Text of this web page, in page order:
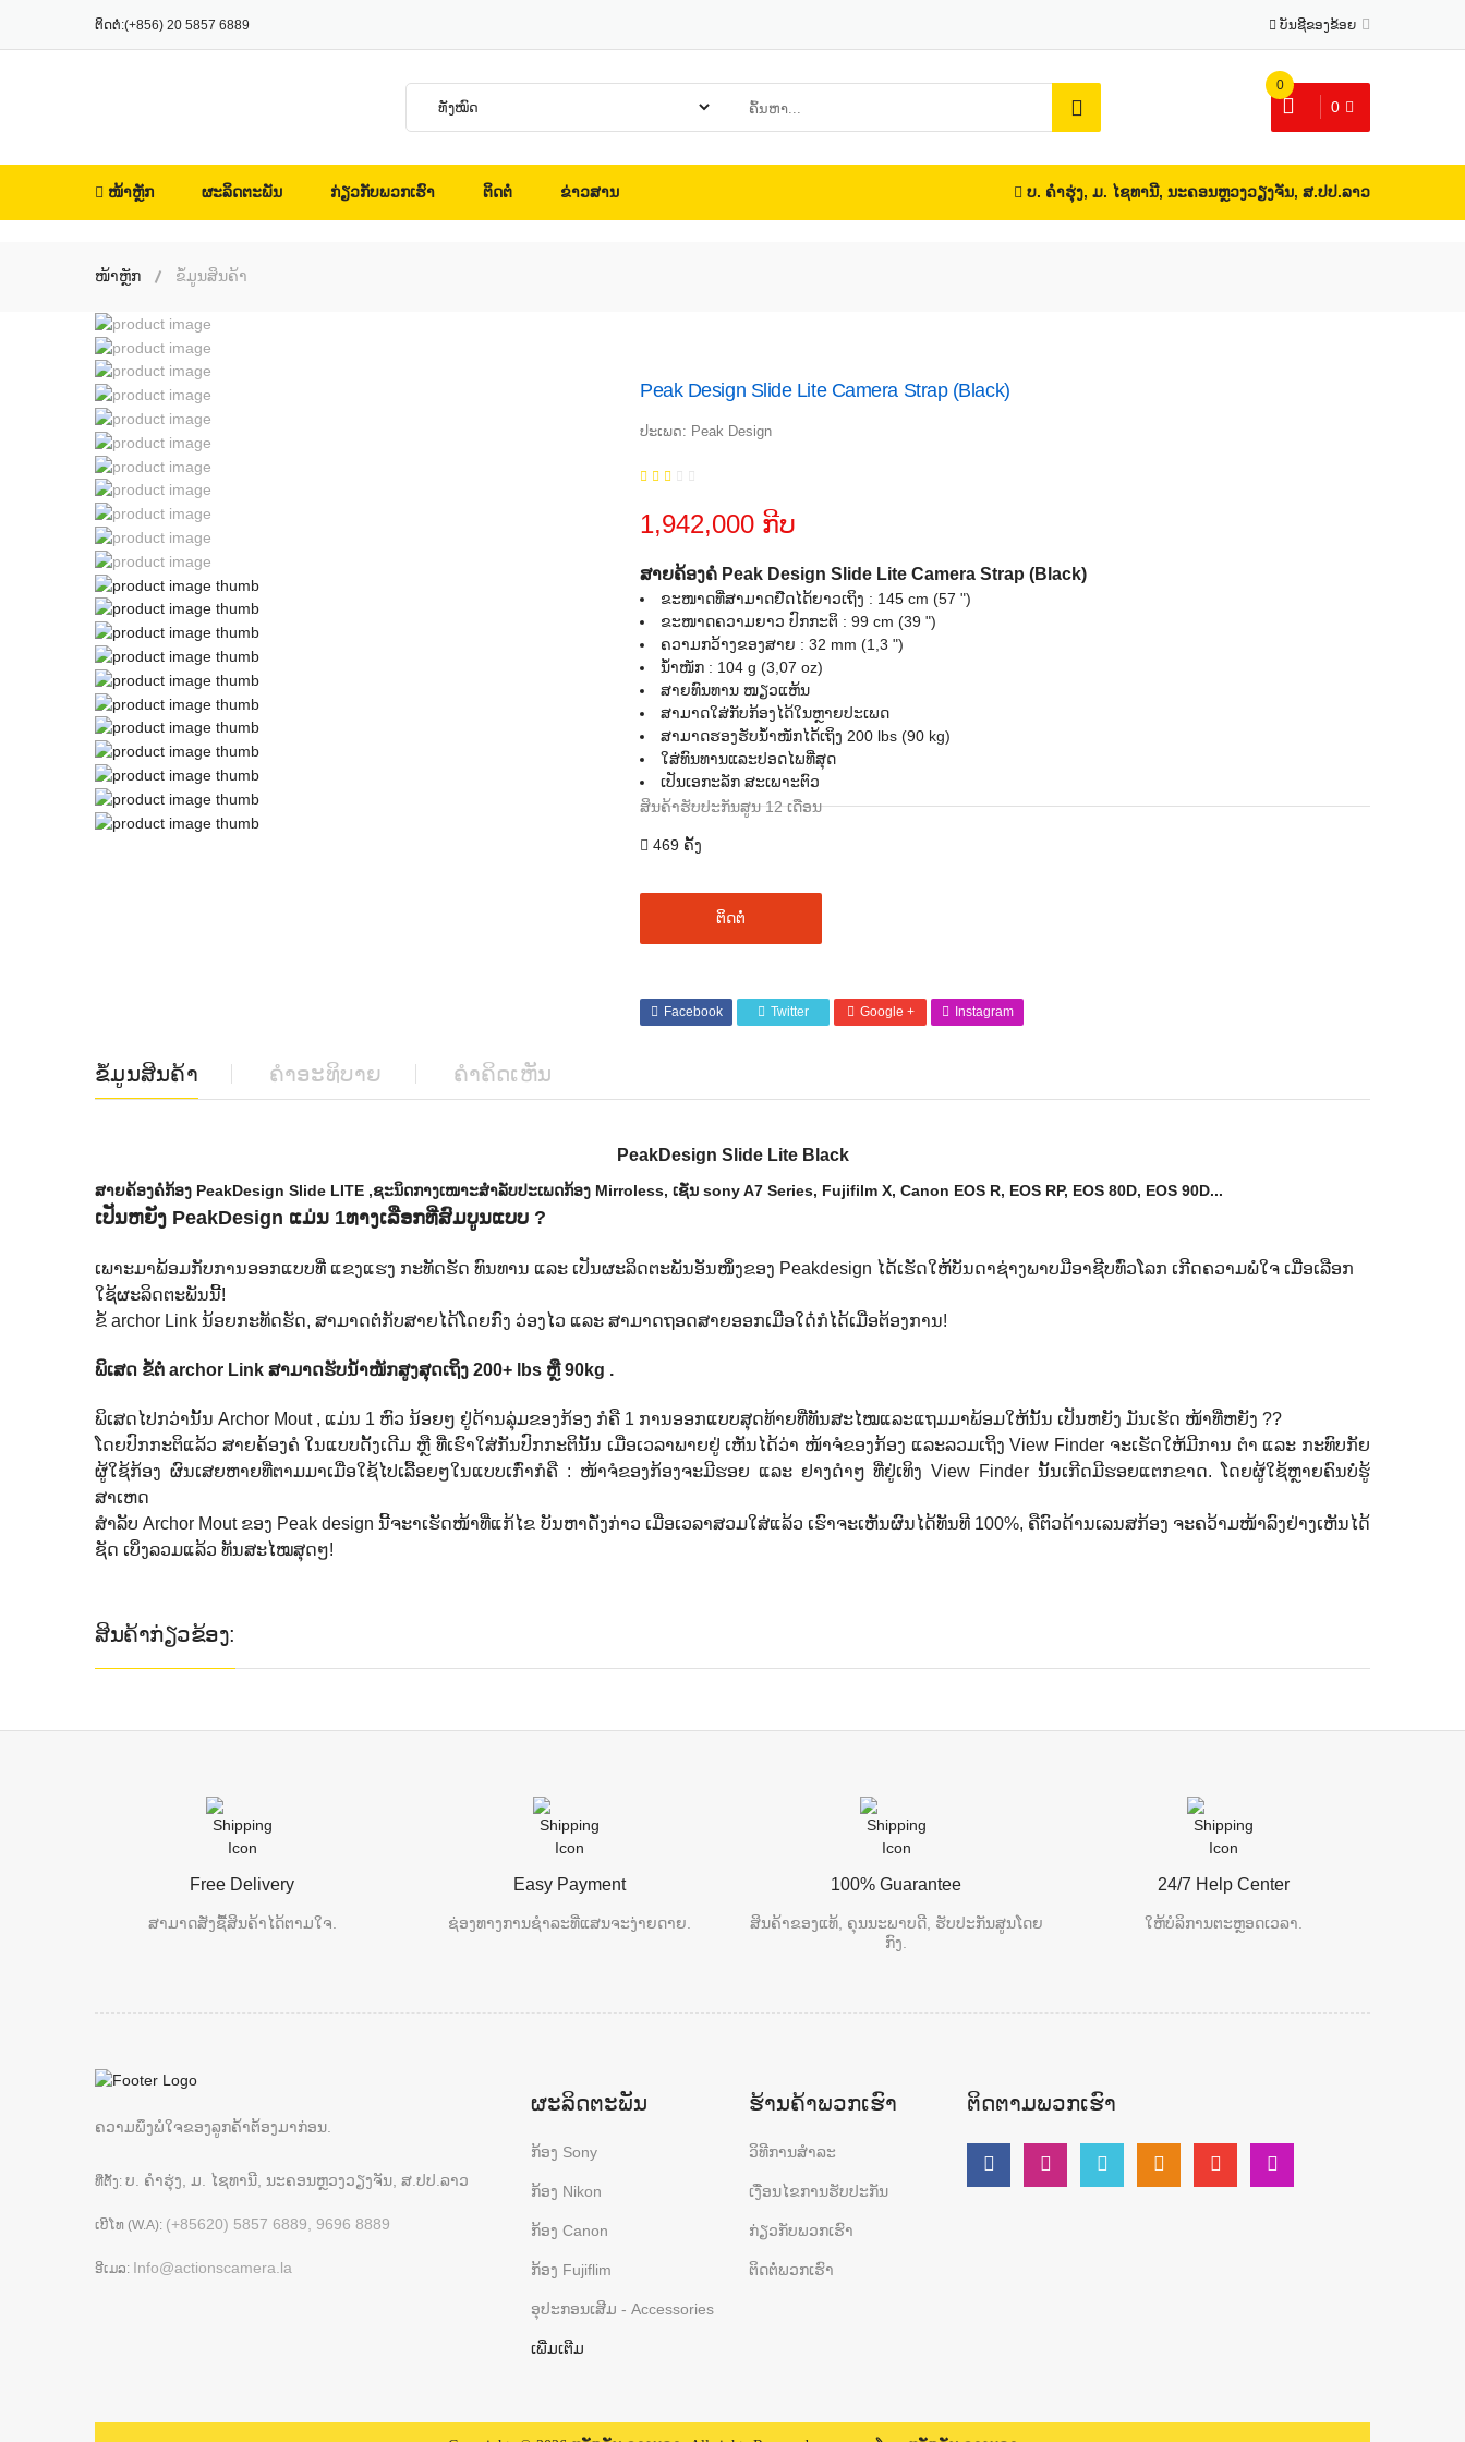
ຕິດຕໍ່:(+856) 20 5857 6889 ບັນຊີຂອງຂ້ອຍ
0
0
ໜ້າຫຼັກ ຜະລິດຕະພັນ ກ່ຽວກັບພວກເຮົາ ຕິດຕໍ່ ຂ່າວສານ ບ. ຄຳຮຸ່ງ, ມ. ໄຊທານີ, ນະຄອນຫຼວງວຽງຈັນ, ສ.ປປ.ລາວ
ໜ້າຫຼັກ ຂໍ້ມູນສິນຄ້າ
Peak Design Slide Lite Camera Strap (Black)
ປະເພດ: Peak Design
1,942,000 ກີບ
ສາຍຄ້ອງຄໍ Peak Design Slide Lite Camera Strap (Black)
ຂະໜາດທີ່ສາມາດຢືດໄດ້ຍາວເຖິງ : 145 cm (57 ")
ຂະໜາດຄວາມຍາວ ປົກກະຕິ : 99 cm (39 ")
ຄວາມກວ້າງຂອງສາຍ : 32 mm (1,3 ")
ນໍ້າໜັກ : 104 g (3,07 oz)
ສາຍທົນທານ ໜຽວແຫ້ນ
ສາມາດໃສ່ກັບກ້ອງໄດ້ໃນຫຼາຍປະເພດ
ສາມາດຮອງຮັບນໍ້າໜັກໄດ້ເຖິງ 200 lbs (90 kg)
ໃສ່ທົນທານແລະປອດໄພທີ່ສຸດ
ເປັນເອກະລັກ ສະເພາະຕົວ
ສິນຄ້າຮັບປະກັນສູນ 12 ເດືອນ
469 ຄັ້ງ
ຕິດຕໍ່
Facebook Twitter Google + Instagram
ຂໍ້ມູນສິນຄ້າ ຄຳອະທິບາຍ ຄຳຄິດເຫັນ
PeakDesign Slide Lite Black
ສາຍຄ້ອງຄໍກ້ອງ PeakDesign Slide LITE ,ຊະນິດກາງເໜາະສໍາລັບປະເພດກ້ອງ Mirroless, ເຊັ່ນ sony A7 Series, Fujifilm X, Canon EOS R, EOS RP, EOS 80D, EOS 90D...
ເປັນຫຍັງ PeakDesign ແມ່ນ 1ທາງເລືອກທີ່ສົມບູນແບບ ?
ເພາະມາພ້ອມກັບການອອກແບບທີ່ ແຂງແຮງ ກະທັດຮັດ ທົນທານ ແລະ ເປັນຜະລິດຕະພັນອັນໜຶ່ງຂອງ Peakdesign ໄດ້ເຮັດໃຫ້ບັນດາຊ່າງພາບມືອາຊີບທົ່ວໂລກ ເກີດຄວາມພໍໃຈ ເມື່ອເລືອກ
ໃຊ້ຜະລິດຕະພັນນີ້!
ຂໍ້ archor Link ນ້ອຍກະທັດຮັດ, ສາມາດຕໍ່ກັບສາຍໄດ້ໂດຍກົງ ວ່ອງໄວ ແລະ ສາມາດຖອດສາຍອອກເມື່ອໃດ໋ກໍໄດ້ເມື່ອຕ້ອງການ!
ພິເສດ ຂໍ້ຕໍ່ archor Link ສາມາດຮັບນໍ້າໜັກສູງສຸດເຖິງ 200+ lbs ຫຼື 90kg .
ພິເສດໄປກວ່ານັ້ນ Archor Mout , ແມ່ນ 1 ຫົວ ນ້ອຍໆ ຢູ່ດ້ານລຸ່ມຂອງກ້ອງ ກໍຄື 1 ການອອກແບບສຸດທ້າຍທີ່ທັນສະໄໝແລະແຖມມາພ້ອມໃຫ້ນັ້ນ ເປັນຫຍັງ ມັນເຮັດ ໜ້າທີ່ຫຍັງ ??
ໂດຍປົກກະຕິແລ້ວ ສາຍຄ້ອງຄໍ ໃນແບບດັ້ງເດີມ ຫຼື ທີ່ເຮົາໃສ່ກັນປົກກະຕິນັ້ນ ເມື່ອເວລາພາຍຢູ່ ເຫັນໄດ້ວ່າ ໜ້າຈໍຂອງກ້ອງ ແລະລວມເຖິງ View Finder ຈະເຮັດໃຫ້ມີການ ຕໍາ ແລະ ກະທົບກັຍ
ຜູ້ໃຊ້ກ້ອງ ຜົນເສຍຫາຍທີ່ຕາມມາເມື່ອໃຊ້ໄປເລື້ອຍໆໃນແບບເກົ່າກໍຄື : ໜ້າຈໍຂອງກ້ອງຈະມີຮອຍ ແລະ ຢາງດໍາໆ ທີ່ຢູ່ເທິງ View Finder ນັ້ນເກີດມີຮອຍແຕກຂາດ. ໂດຍຜູ້ໃຊ້ຫຼາຍຄົນບໍ່ຮູ້
ສາເຫດ
ສໍາລັບ Archor Mout ຂອງ Peak design ນີ້ຈະາເຮັດໜ້າທີ່ແກ້ໄຂ ບັນຫາດັ່ງກ່າວ ເມື່ອເວລາສວມໃສ່ແລ້ວ ເຮົາຈະເຫັນຜົນໄດ້ທັນທີ 100%, ຄືຕົວດ້ານເລນສກ້ອງ ຈະຄວ້າມໜ້າລົງຢ່າງເຫັນໄດ້
ຊັດ ເບິ່ງລວມແລ້ວ ທັນສະໄໝສຸດໆ!
ສິນຄ້າກ່ຽວຂ້ອງ:
Free Delivery
ສາມາດສັ່ງຊື້ສິນຄ້າໄດ້ຕາມໃຈ.
Easy Payment
ຊ່ອງທາງການຊຳລະທີ່ແສນຈະງ່າຍດາຍ.
100% Guarantee
ສິນຄ້າຂອງແທ້, ຄຸນນະພາບດີ, ຮັບປະກັນສູນໂດຍ
ກົງ.
24/7 Help Center
ໃຫ້ບໍລິການຕະຫຼອດເວລາ.
ຄວາມພຶງພໍໃຈຂອງລູກຄ້າຕ້ອງມາກ່ອນ.
ທີ່ຕັ້ງ: ບ. ຄຳຮຸ່ງ, ມ. ໄຊທານີ, ນະຄອນຫຼວງວຽງຈັນ, ສ.ປປ.ລາວ
ເບີໂທ (W.A): (+85620) 5857 6889, 9696 8889
ອີເມລ: Info@actionscamera.la
ຜະລິດຕະພັນ
ກ້ອງ Sony
ກ້ອງ Nikon
ກ້ອງ Canon
ກ້ອງ Fujiflim
ອຸປະກອນເສີມ - Accessories
ເພີ່ມເຕີມ
ຮ້ານຄ້າພວກເຮົາ
ວິທີການສຳລະ
ເງື່ອນໄຂການຮັບປະກັນ
ກ່ຽວກັບພວກເຮົາ
ຕິດຕໍ່ພວກເຮົາ
ຕິດຕາມພວກເຮົາ